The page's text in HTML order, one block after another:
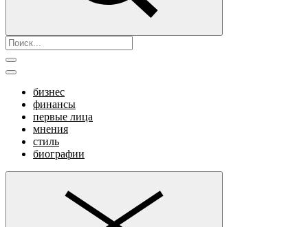
бизнес
финансы
первые лица
мнения
стиль
биографии